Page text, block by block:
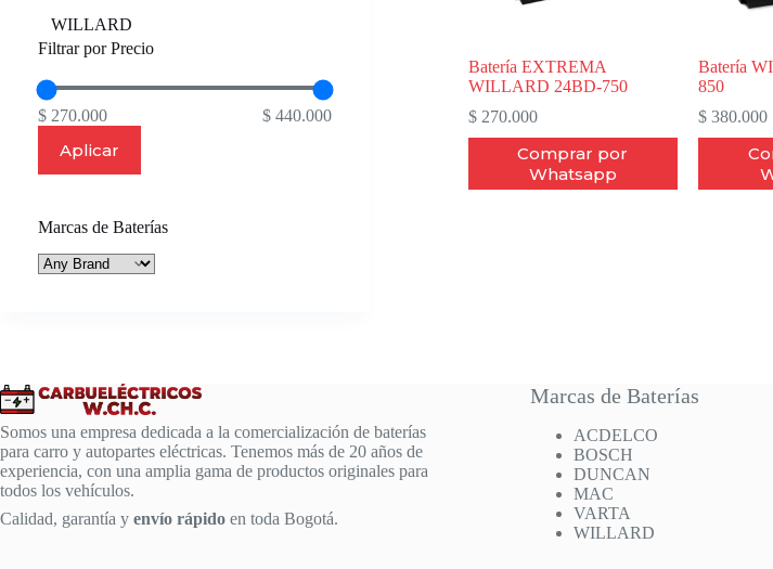
Batería EXTREMA
WILLARD 24BD-750
$270.000
Comprar por
Whatsapp
Batería
850
$ 380.000
Marca
WILLARD
Filtrar por Precio
$ 270.000 $ 440.000
Aplicar
Marcas de Baterías
Somos una empresa dedicada a la comercialización de baterías
para carro y autopartes eléctricas. Tenemos más de 20 años de
experiencia, con una amplia gama de productos originales para
todos los vehículos.
Calidad, garantía y envío rápido en toda Bogotá.
Marcas de Baterías
ACDELCO
BOSCH
DUNCAN
MAC
VARTA
WILLARD